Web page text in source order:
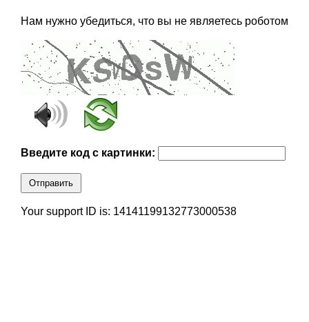
Нам нужно убедиться, что вы не являетесь роботом
Введите код с картинки:
Отправить
Your support ID is: 14141199132773000538